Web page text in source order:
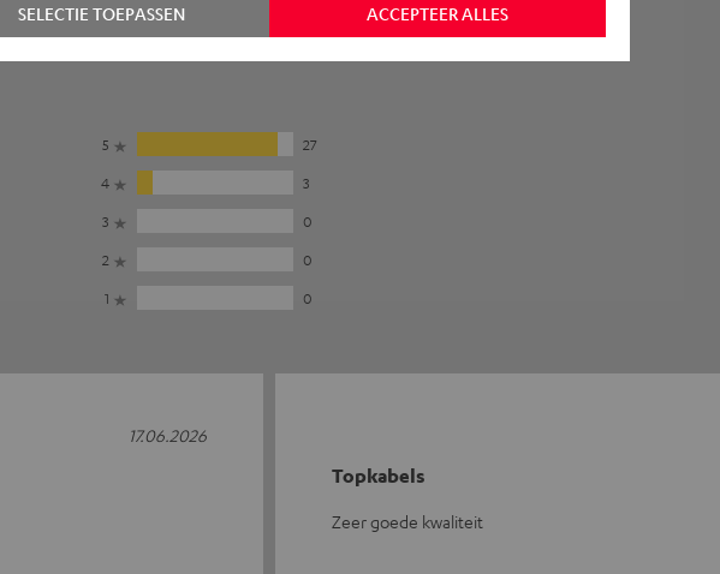
5
27
4
3
3
0
2
0
1
0
17.06.2026
Topkabels
Zeer goede kwaliteit
ACCEPTEER ALLES
SELECTIE TOEPASSEN